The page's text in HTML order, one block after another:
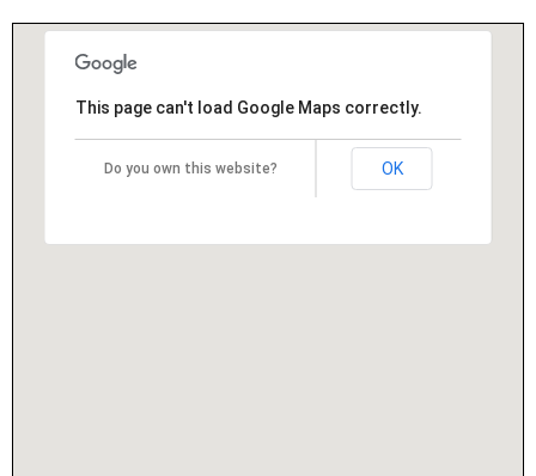
This page can't load Google Maps correctly.
Do you own this website? OK